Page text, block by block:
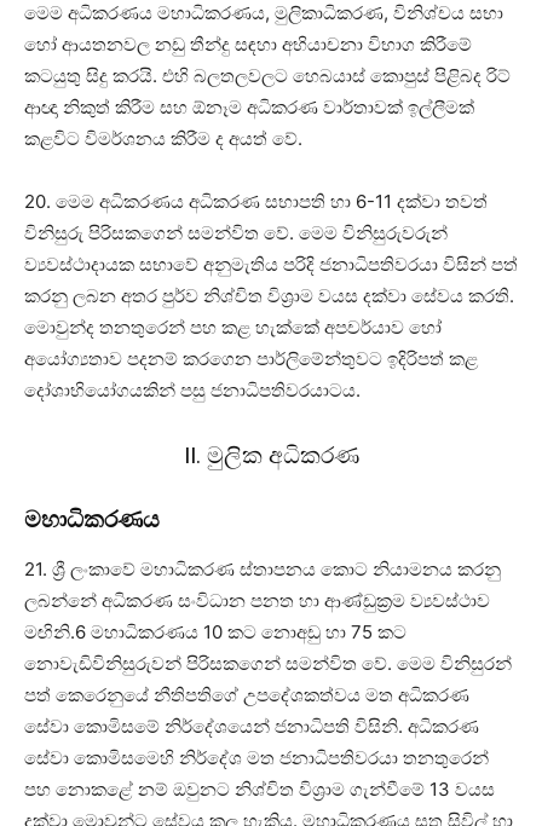
මෙම අධිකරණය මහාධිකරණය, මුලිකාධිකරණ, විනිශ්චය සභා
හෝ ආයතනවල නඩු තීන්දු සඳහා අභියාචනා විභාග කිරීමේ
කටයුතු සිදු කරයි. එහි බලතලවලට හෙබයාස් කොපුස් පිළිබද රිට්
ආඥා නිකුත් කිරීම සහ ඕනෑම අධිකරණ වාර්තාවක් ඉල්ලීමක්
කළවිට විමර්ශනය කිරීම ද අයත් වේ.
20. මෙම අධිකරණය අධිකරණ සභාපති හා 6-11 දක්වා තවත්
විනිසුරු පිරිසකගෙන් සමන්විත වේ. මෙම විනිසුරුවරුන්
ව්‍යවස්ථාදායක සභාවේ අනුමැතිය පරිදි ජනාධිපතිවරයා විසින් පත්
කරනු ලබන අතර පුර්ව නිශ්චිත විශ්‍රාම වයස දක්වා සේවය කරති.
මොවුන්ද තනතුරෙන් පහ කළ හැක්කේ අපචර්යාව හෝ
අයෝග්‍යතාව පදනම් කරගෙන පාර්ලිමේන්තුවට ඉදිරිපත් කළ
දෝශාභියෝගයකින් පසු ජනාධිපතිවරයාටය.
II. මුලික අධිකරණ
මහාධිකරණය
21. ශ්‍රී ලංකාවේ මහාධිකරණ ස්තාපනය කොට නියාමනය කරනු
ලබන්නේ අධිකරණ සංවිධාන පනත හා ආණ්ඩුක්‍රම ව්‍යවස්ථාව
මඟිනි.6 මහාධිකරණය 10 කට නොඅඩු හා 75 කට
නොවැඩිවිනිසුරුවන් පිරිසකගෙන් සමන්විත වේ. මෙම විනිසුරන්
පත් කෙරෙනුයේ නීතිපතිගේ උපදේශකත්වය මත අධිකරණ
සේවා කොමිසමේ නිර්දේශයෙන් ජනාධිපති විසිනි. අධිකරණ
සේවා කොමිසමෙහි නිර්දේශ මත ජනාධිපතිවරයා තනතුරෙන්
පහ නොකළේ නම් ඔවුනට නිශ්චිත විශ්‍රාම ගැන්වීමේ 13 වයස
දක්වා මොවුන්ට සේවය කල හැකිය. මහාධිකරණය සතු සිවිල් හා